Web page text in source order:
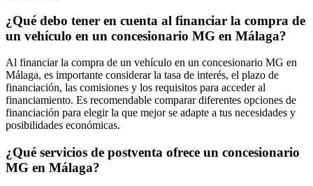
¿Qué debo tener en cuenta al financiar la compra de
un vehículo en un concesionario MG en Málaga?
Al financiar la compra de un vehículo en un concesionario MG en
Málaga, es importante considerar la tasa de interés, el plazo de
financiación, las comisiones y los requisitos para acceder al
financiamiento. Es recomendable comparar diferentes opciones de
financiación para elegir la que mejor se adapte a tus necesidades y
posibilidades económicas.
¿Qué servicios de postventa ofrece un concesionario
MG en Málaga?